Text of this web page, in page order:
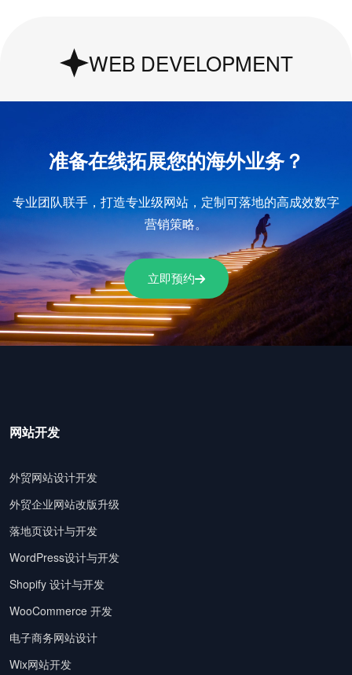
UI & UX Design
准备在线拓展您的海外业务？
专业团队联手，打造专业级网站，定制可落地的高成效数字
营销策略。
立即预约
网站开发
外贸网站设计开发
外贸企业网站改版升级
落地页设计与开发
WordPress设计与开发
Shopify 设计与开发
WooCommerce 开发
电子商务网站设计
Wix网站开发